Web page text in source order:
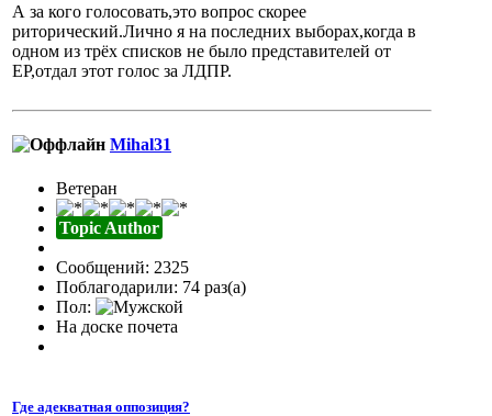
А за кого голосовать,это вопрос скорее
риторический.Лично я на последних выборах,когда в
одном из трёх списков не было представителей от
ЕР,отдал этот голос за ЛДПР.
Mihal31
Ветеран
Topic Author
Сообщений: 2325
Поблагодарили: 74 раз(а)
Пол:
На доске почета
Где адекватная оппозиция?